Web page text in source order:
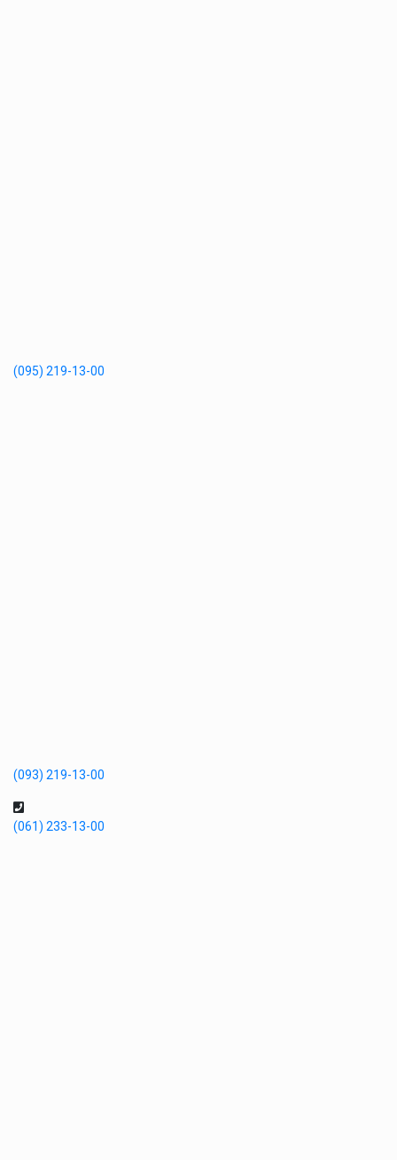
(095) 219-13-00
(093) 219-13-00
(061) 233-13-00